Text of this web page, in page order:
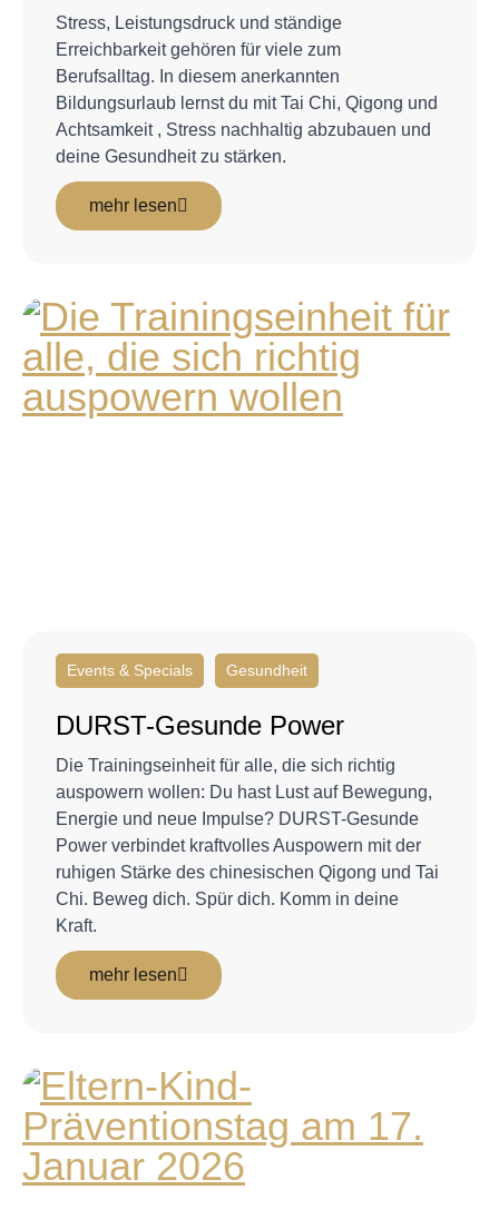
Stress, Leistungsdruck und ständige
Erreichbarkeit gehören für viele zum
Berufsalltag. In diesem anerkannten
Bildungsurlaub lernst du mit Tai Chi, Qigong und
Achtsamkeit , Stress nachhaltig abzubauen und
deine Gesundheit zu stärken.
mehr lesen
Events & Specials Gesundheit
DURST-Gesunde Power
Die Trainingseinheit für alle, die sich richtig
auspowern wollen: Du hast Lust auf Bewegung,
Energie und neue Impulse? DURST-Gesunde
Power verbindet kraftvolles Auspowern mit der
ruhigen Stärke des chinesischen Qigong und Tai
Chi. Beweg dich. Spür dich. Komm in deine
Kraft.
mehr lesen